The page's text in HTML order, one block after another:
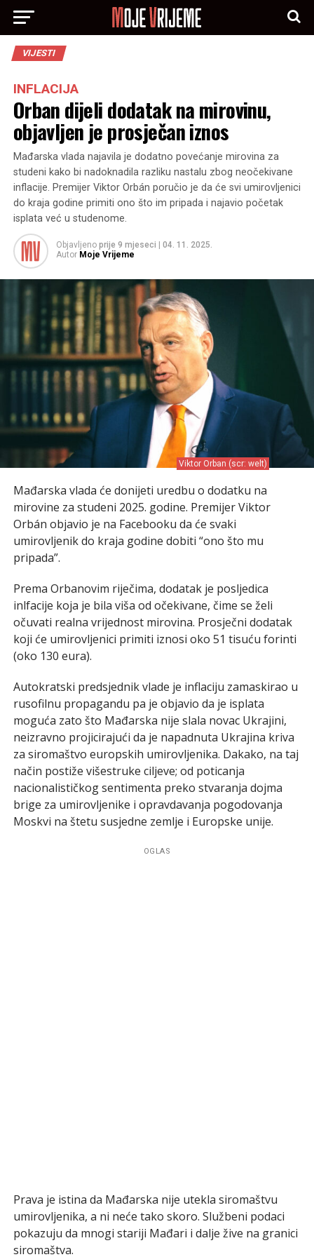
VIJESTI
INFLACIJA
Orban dijeli dodatak na mirovinu,
objavljen je prosječan iznos
Mađarska vlada najavila je dodatno povećanje mirovina za
studeni kako bi nadoknadila razliku nastalu zbog neočekivane
inflacije. Premijer Viktor Orbán poručio je da će svi umirovljenici
do kraja godine primiti ono što im pripada i najavio početak
isplata već u studenome.
Objavljeno prije 9 mjeseci
04. 11. 2025.
Autor Moje Vrijeme
Viktor Orban (scr: welt)
Mađarska vlada će donijeti uredbu o dodatku na
mirovine za studeni 2025. godine. Premijer Viktor
Orbán objavio je na Facebooku da će svaki
umirovljenik do kraja godine dobiti “ono što mu
pripada”.
Prema Orbanovim riječima, dodatak je posljedica
inlfacije koja je bila viša od očekivane, čime se želi
očuvati realna vrijednost mirovina. Prosječni dodatak
koji će umirovljenici primiti iznosi oko 51 tisuću forinti
(oko 130 eura).
Autokratski predsjednik vlade je inflaciju zamaskirao u
rusofilnu propagandu pa je objavio da je isplata
moguća zato što Mađarska nije slala novac Ukrajini,
neizravno projicirajući da je napadnuta Ukrajina kriva
za siromaštvo europskih umirovljenika. Dakako, na taj
način postiže višestruke ciljeve; od poticanja
nacionalističkog sentimenta preko stvaranja dojma
brige za umirovljenike i opravdavanja pogodovanja
Moskvi na štetu susjedne zemlje i Europske unije.
OGLAS
Prava je istina da Mađarska nije utekla siromaštvu
umirovljenika, a ni neće tako skoro. Službeni podaci
pokazuju da mnogi stariji Mađari i dalje žive na granici
siromaštva.